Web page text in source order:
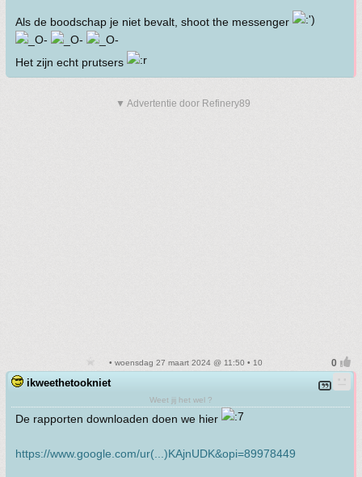
Als de boodschap je niet bevalt, shoot the messenger
Het zijn echt prutsers
▼ Advertentie door Refinery89
• woensdag 27 maart 2024 @ 11:50 • 10
ikweethetookniet
Weet jij het wel ?
De rapporten downloaden doen we hier
https://www.google.com/ur(...)KAjnUDK&opi=89978449